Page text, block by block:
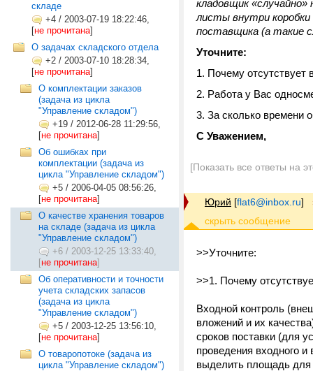
складе
+4 / 2003-07-19 18:22:46,
[не прочитана]
О задачах складского отдела
+2 / 2003-07-10 18:28:34,
[не прочитана]
О комплектации заказов
(задача из цикла
"Управление складом")
+19 / 2012-06-28 11:29:56,
[не прочитана]
Об ошибках при
комплектации (задача из
цикла "Управление складом")
+5 / 2006-04-05 08:56:26,
[не прочитана]
О качестве хранения товаров
на складе (задача из цикла
"Управление складом")
+6 / 2003-12-25 13:33:40,
[не прочитана]
Об оперативности и точности
учета складских запасов
(задача из цикла
"Управление складом")
+5 / 2003-12-25 13:56:10,
[не прочитана]
О товаропотоке (задача из
цикла "Управление складом")
кладовщик
листы внутри
поставщика (а такие
Уточните:
1. Почему отсутствует
2. Работа у Вас
3. За сколько времени
С Уважением,
[Показать все ответы на
Юрий [flat6@inbox.ru]
>>Уточните:
>>1. Почему
Входной контроль
вложений и их
сроков поставки (для
проведения входного
выделить площадь для